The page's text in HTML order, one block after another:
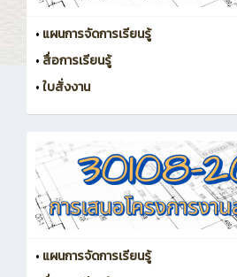
• แผนการจัดการเรียนรู้
• สื่อการเรียนรู้
•ใบสั่งงาน
• แผนการจัดการเรียนรู้